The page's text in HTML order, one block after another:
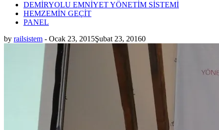
DEMİRYOLU EMNİYET YÖNETİM SİSTEMİ
HEMZEMİN GEÇİT
PANEL
by railsistem - Ocak 23, 2015Şubat 23, 20160